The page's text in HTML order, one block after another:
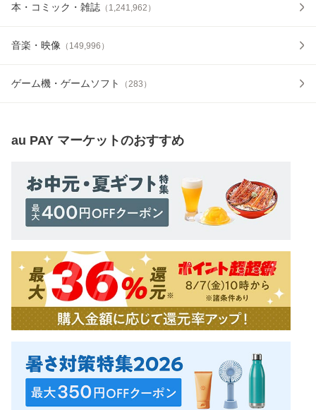
本・コミック・雑誌 （ 1,241,962 ）
音楽・映像 （ 149,996 ）
ゲーム機・ゲームソフト （283 ）
au PAY マーケットのおすすめ